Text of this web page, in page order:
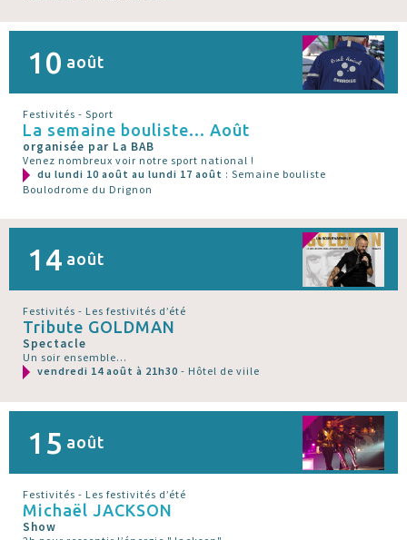
10 août
Festivités - Sport
La semaine bouliste... Août
organisée par La BAB
Venez nombreux voir notre sport national !
du lundi 10 août au lundi 17 août : Semaine bouliste
Boulodrome du Drignon
14 août
Festivités - Les festivités d’été
Tribute GOLDMAN
Spectacle
Un soir ensemble...
vendredi 14 août à 21h30 - Hôtel de viile
15 août
Festivités - Les festivités d’été
Michaël JACKSON
Show